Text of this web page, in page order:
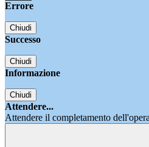
Errore
Chiudi
Successo
Chiudi
Informazione
Chiudi
Attendere...
Attendere il completamento